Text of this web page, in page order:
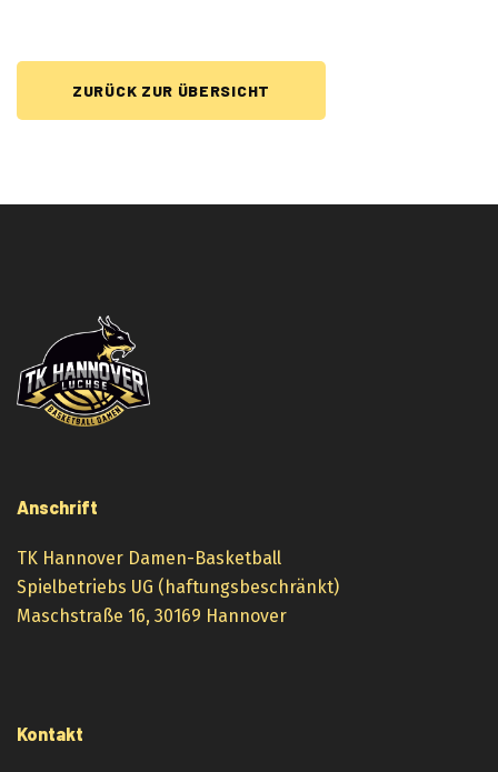
ZURÜCK ZUR ÜBERSICHT
Anschrift
TK Hannover Damen-Basketball
Spielbetriebs UG (haftungsbeschränkt)
Maschstraße 16, 30169 Hannover
Kontakt